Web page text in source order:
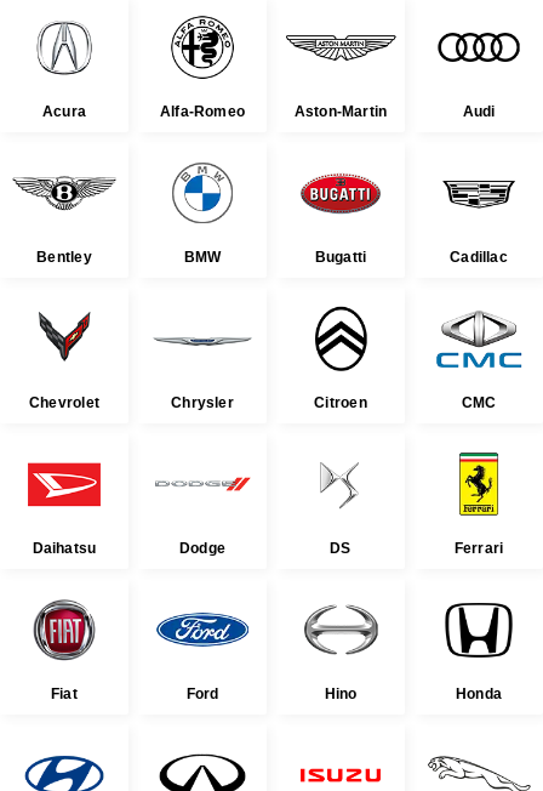
Acura Alfa-Romeo Aston-Martin Audi
Bentley BMW Bugatti Cadillac
Chevrolet Chrysler Citroen CMC
Daihatsu Dodge DS Ferrari
Fiat Ford Hino Honda